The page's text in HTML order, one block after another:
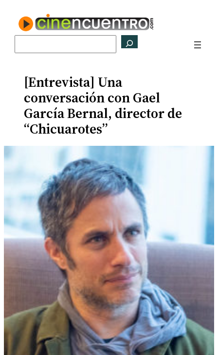
contenido
[Entrevista] Una
conversación con Gael
García Bernal, director de
“Chicuarotes”